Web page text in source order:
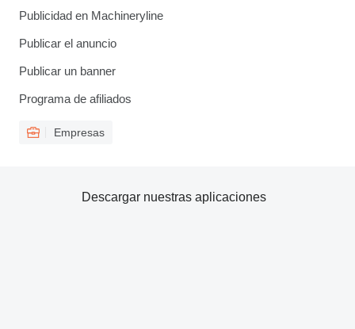
Publicidad en Machineryline
Publicar el anuncio
Publicar un banner
Programa de afiliados
Empresas
Descargar nuestras aplicaciones